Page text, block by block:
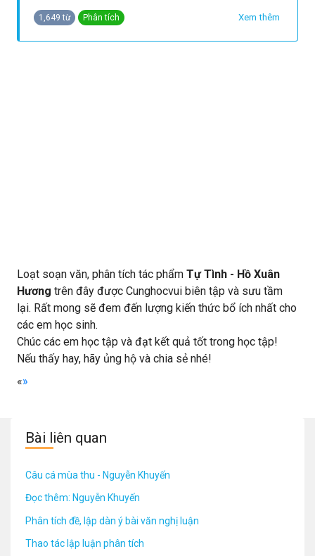
Bài thơ thể hiện nỗi buồn, nỗi cô đơn thấm thía của người
yêu đời, tràn đầy sức sống nhưng gặp cảnh ngộ éo le, một
Xem thêm
1,649 từ Phân tích
Loạt soạn văn, phân tích tác phẩm Tự Tình - Hồ Xuân
Hương trên đây được Cunghocvui biên tập và sưu tầm
lại. Rất mong sẽ đem đến lượng kiến thức bổ ích nhất cho
các em học sinh.
Chúc các em học tập và đạt kết quả tốt trong học tập!
Nếu thấy hay, hãy ủng hộ và chia sẻ nhé!
«»
Bài liên quan
Câu cá mùa thu - Nguyễn Khuyến
Đọc thêm: Nguyễn Khuyến
Phân tích đề, lập dàn ý bài văn nghị luận
Thao tác lập luận phân tích